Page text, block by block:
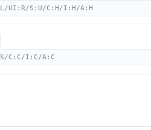
UI:R/S:U/C:H/I:H/A:H
C:C/I:C/A:C